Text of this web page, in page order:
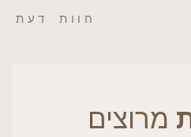
חוות דעת
מרוצים